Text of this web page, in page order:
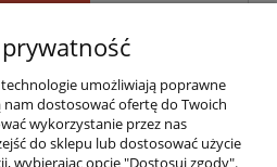
1 2 »umożliwiają poprawne
nam dostosować ofertę do Twoich
wykorzystanie przez nas
do sklepu lub dostosować użycie
wybierając opcję "Dostosuj zgody".